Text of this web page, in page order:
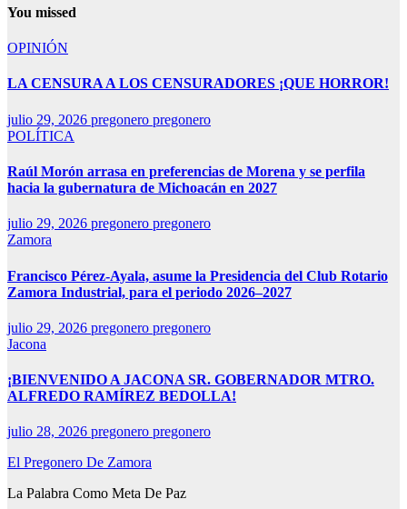
You missed
OPINIÓN
LA CENSURA A LOS CENSURADORES ¡QUE HORROR!
julio 29, 2026 pregonero pregonero
POLÍTICA
Raúl Morón arrasa en preferencias de Morena y se perfila
hacia la gubernatura de Michoacán en 2027
julio 29, 2026 pregonero pregonero
Zamora
Francisco Pérez-Ayala, asume la Presidencia del Club Rotario
Zamora Industrial, para el periodo 2026–2027
julio 29, 2026 pregonero pregonero
Jacona
¡BIENVENIDO A JACONA SR. GOBERNADOR MTRO.
ALFREDO RAMÍREZ BEDOLLA!
julio 28, 2026 pregonero pregonero
El Pregonero De Zamora
La Palabra Como Meta De Paz